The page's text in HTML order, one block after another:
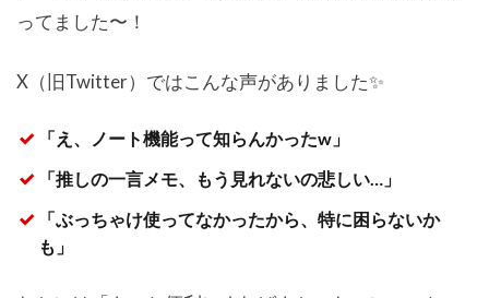
ってました〜！
X（旧Twitter）ではこんな声がありました✨
「え、ノート機能って知らんかったw」
「推しの一言メモ、もう見れないの悲しい…」
「ぶっちゃけ使ってなかったから、特に困らないか
も」